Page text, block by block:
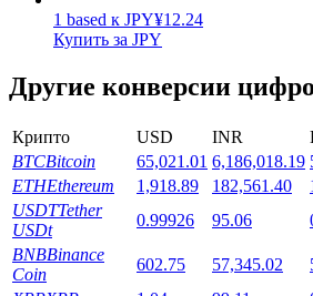
Launchpool
Гибкая ставка для заработка
1 based к JPY¥12.24
Купить за JPY
Другие конверсии
Крипто USD INR
BTCBitcoin 65,021.01 6,186,018.19
ETHEthereum 1,918.89 182,561.40
USDTTether
USDt
0.99926 95.06
BNBBinance
Coin
602.75 57,345.02